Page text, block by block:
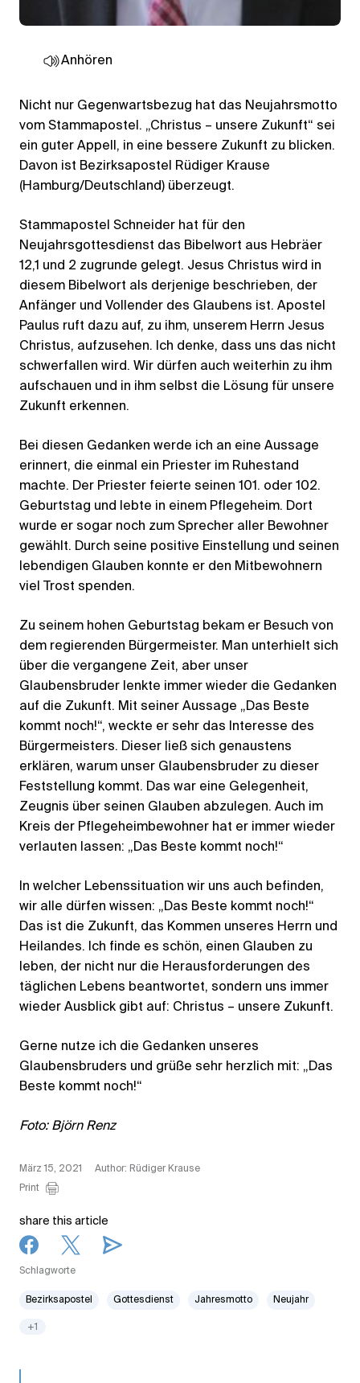
Anhören
Nicht nur Gegenwartsbezug hat das Neujahrsmotto
vom Stammapostel. „Christus – unsere Zukunft“ sei
ein guter Appell, in eine bessere Zukunft zu blicken.
Davon ist Bezirksapostel Rüdiger Krause
(Hamburg/Deutschland) überzeugt.
Stammapostel Schneider hat für den
Neujahrsgottesdienst das Bibelwort aus Hebräer
12,1 und 2 zugrunde gelegt. Jesus Christus wird in
diesem Bibelwort als derjenige beschrieben, der
Anfänger und Vollender des Glaubens ist. Apostel
Paulus ruft dazu auf, zu ihm, unserem Herrn Jesus
Christus, aufzusehen. Ich denke, dass uns das nicht
schwerfallen wird. Wir dürfen auch weiterhin zu ihm
aufschauen und in ihm selbst die Lösung für unsere
Zukunft erkennen.
Bei diesen Gedanken werde ich an eine Aussage
erinnert, die einmal ein Priester im Ruhestand
machte. Der Priester feierte seinen 101. oder 102.
Geburtstag und lebte in einem Pflegeheim. Dort
wurde er sogar noch zum Sprecher aller Bewohner
gewählt. Durch seine positive Einstellung und seinen
lebendigen Glauben konnte er den Mitbewohnern
viel Trost spenden.
Zu seinem hohen Geburtstag bekam er Besuch von
dem regierenden Bürgermeister. Man unterhielt sich
über die vergangene Zeit, aber unser
Glaubensbruder lenkte immer wieder die Gedanken
auf die Zukunft. Mit seiner Aussage „Das Beste
kommt noch!“, weckte er sehr das Interesse des
Bürgermeisters. Dieser ließ sich genaustens
erklären, warum unser Glaubensbruder zu dieser
Feststellung kommt. Das war eine Gelegenheit,
Zeugnis über seinen Glauben abzulegen. Auch im
Kreis der Pflegeheimbewohner hat er immer wieder
verlauten lassen: „Das Beste kommt noch!“
In welcher Lebenssituation wir uns auch befinden,
wir alle dürfen wissen: „Das Beste kommt noch!“
Das ist die Zukunft, das Kommen unseres Herrn und
Heilandes. Ich finde es schön, einen Glauben zu
leben, der nicht nur die Herausforderungen des
täglichen Lebens beantwortet, sondern uns immer
wieder Ausblick gibt auf: Christus – unsere Zukunft.
Gerne nutze ich die Gedanken unseres
Glaubensbruders und grüße sehr herzlich mit: „Das
Beste kommt noch!“
Foto: Björn Renz
März 15, 2021
Author: Rüdiger Krause
Print
share this article
Schlagworte
Bezirksapostel Gottesdienst Jahresmotto Neujahr
+1